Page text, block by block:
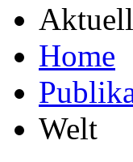
Home
Welt